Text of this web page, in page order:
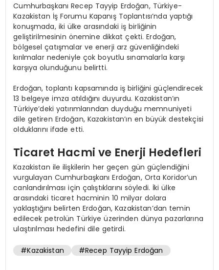
Cumhurbaşkanı Recep Tayyip Erdoğan, Türkiye-
Kazakistan İş Forumu Kapanış Toplantısı’nda yaptığı
konuşmada, iki ülke arasındaki iş birliğinin
geliştirilmesinin önemine dikkat çekti. Erdoğan,
bölgesel çatışmalar ve enerji arz güvenliğindeki
kırılmalar nedeniyle çok boyutlu sınamalarla karşı
karşıya olunduğunu belirtti.
Erdoğan, toplantı kapsamında iş birliğini güçlendirecek
13 belgeye imza atıldığını duyurdu. Kazakistan’ın
Türkiye’deki yatırımlarından duyduğu memnuniyeti
dile getiren Erdoğan, Kazakistan’ın en büyük destekçisi
olduklarını ifade etti.
Ticaret Hacmi ve Enerji Hedefleri
Kazakistan ile ilişkilerin her geçen gün güçlendiğini
vurgulayan Cumhurbaşkanı Erdoğan, Orta Koridor’un
canlandırılması için çalıştıklarını söyledi. İki ülke
arasındaki ticaret hacminin 10 milyar dolara
yaklaştığını belirten Erdoğan, Kazakistan’dan temin
edilecek petrolün Türkiye üzerinden dünya pazarlarına
ulaştırılması hedefini dile getirdi.
#Kazakistan #Recep Tayyip Erdoğan